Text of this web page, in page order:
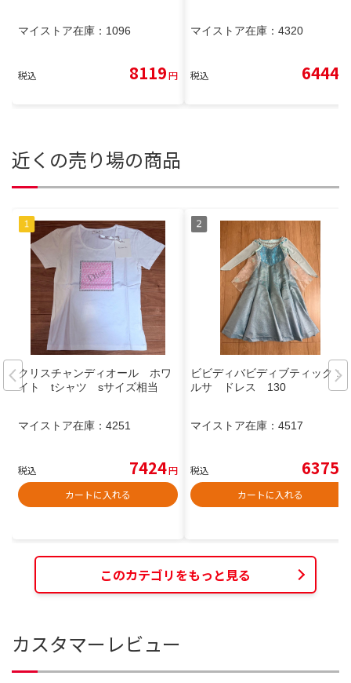
マイストア在庫： 1096
税込 8119円
マイストア在庫： 4320
税込 6444
近くの売り場の商品
クリスチャンディオール ホワ
イト tシャツ sサイズ相当
マイストア在庫： 4251
税込 7424円
カートに入れる
ビビディバビディブティック エ
ルサ ドレス 130
マイストア在庫： 4517
税込 6375
カートに入れる
このカテゴリをもっと見る
カスタマーレビュー